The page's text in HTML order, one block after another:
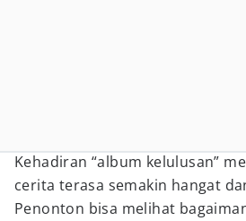
Kehadiran “album kelulusan”
cerita terasa semakin hangat
Penonton bisa melihat